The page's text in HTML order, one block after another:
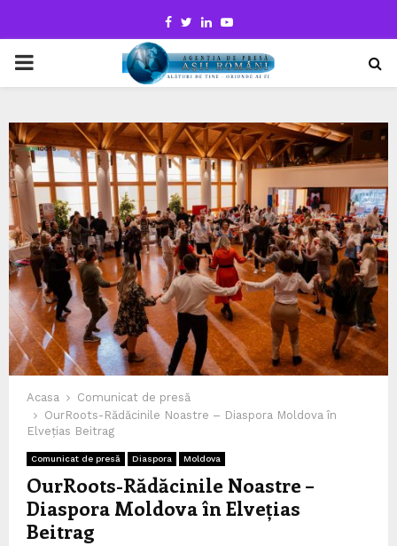
Facebook
TwitterLinkedinYoutube
PRIMARY
Acasa
Comunicat de presă
OurRoots-Rădăcinile Noastre – Diaspora Moldova în
Elvețias Beitrag
Comunicat de presă Diaspora Moldova
OurRoots-Rădăcinile Noastre –
Diaspora Moldova în Elvețias
Beitrag